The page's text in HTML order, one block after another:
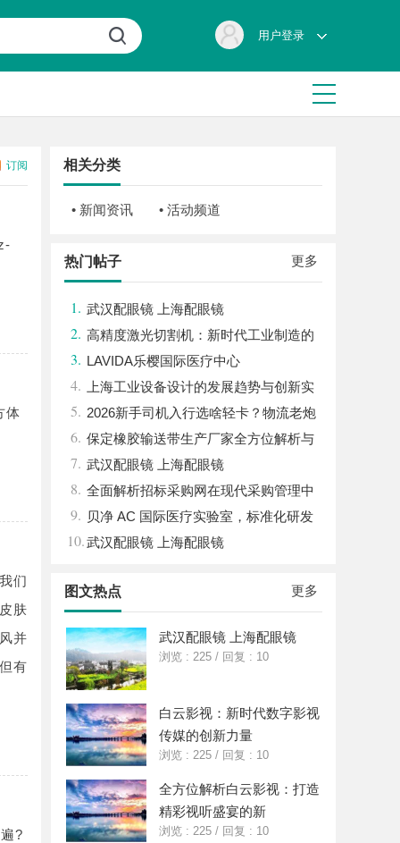
用户登录
订阅
体
们
肤
并
有
?
相关分类
• 新闻资讯 • 活动频道
更多
热门帖子
1. 武汉配眼镜 上海配眼镜
2. 高精度激光切割机：新时代工业制造的
革命者
3. LAVIDA乐樱国际医疗中心
4.
上海工业设备设计的发展趋势与创新实
践探索
5. 2026新手司机入行选啥轻卡？物流老炮
儿的深度选车经与标杆车型解析
6. 保定橡胶输送带生产厂家全方位解析与
行业发展前景
7. 武汉配眼镜 上海配眼镜
8. 全面解析招标采购网在现代采购管理中
的重要作用与应用
9. 贝净 AC 国际医疗实验室，标准化研发
体系全解析
10.武汉配眼镜 上海配眼镜
更多
图文热点
武汉配眼镜 上海配眼镜
浏览 : 225 / 回复 : 10
白云影视：新时代数字影视
传媒的创新力量
浏览 : 225 / 回复 : 10
全方位解析白云影视：打造
精彩视听盛宴的新
浏览 : 225 / 回复 : 10